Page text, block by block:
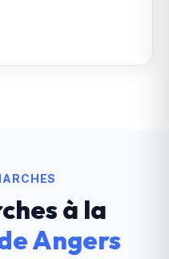
à la
Angers